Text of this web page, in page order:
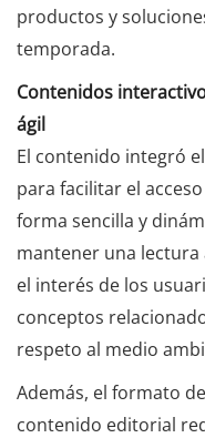
productos y
temporada.
Contenidos
ágil
El contenido integró
para facilitar el
forma sencilla y
mantener una
el interés de los
conceptos
respeto al medio
Además, el formato
contenido editorial